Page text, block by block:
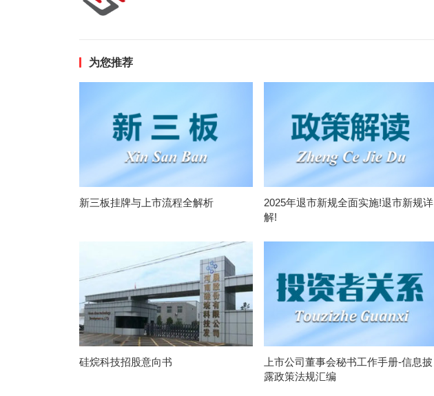
为您推荐
新三板挂牌与上市流程全解析
2025年退市新规全面实施!退市新规详
解!
硅烷科技招股意向书
上市公司董事会秘书工作手册-信息披
露政策法规汇编